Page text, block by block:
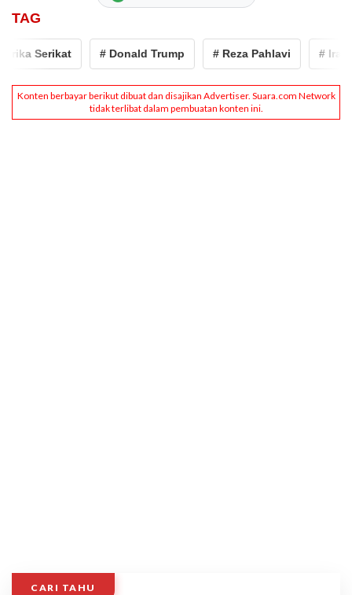
TAG
Serikat # Donald Trump # Reza Pahlavi # Iran
CARI TAHU